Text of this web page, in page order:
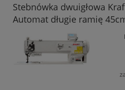
Stebnówka dwuigłowa
Automat długie ramię